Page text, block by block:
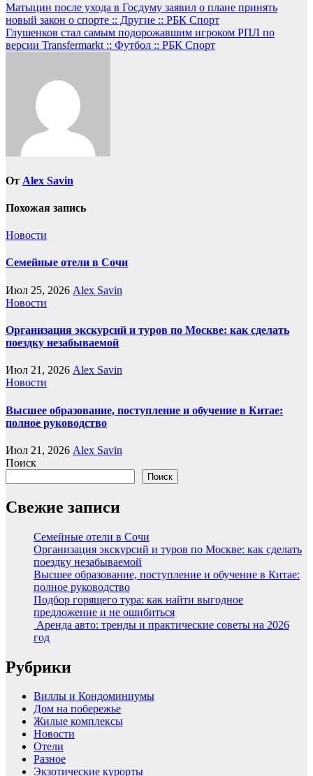
Навигация
по
записям
Матыцин после ухода в Госдуму заявил о плане принять
новый закон о спорте :: Другие :: РБК Спорт
Глушенков стал самым подорожавшим игроком РПЛ по
версии Transfermarkt :: Футбол :: РБК Спорт
От Alex Savin
Похожая запись
Новости
Семейные отели в Сочи
Июл 25, 2026 Alex Savin
Новости
Организация экскурсий и туров по Москве: как сделать
поездку незабываемой
Июл 21, 2026 Alex Savin
Новости
Высшее образование, поступление и обучение в Китае:
полное руководство
Июл 21, 2026 Alex Savin
Поиск
Поиск
Свежие записи
Семейные отели в Сочи
Организация экскурсий и туров по Москве: как сделать
поездку незабываемой
Высшее образование, поступление и обучение в Китае:
полное руководство
Подбор горящего тура: как найти выгодное
предложение и не ошибиться
Аренда авто: тренды и практические советы на 2026
год
Рубрики
Виллы и Кондоминиумы
Дом на побережье
Жилые комплексы
Новости
Отели
Разное
Экзотические курорты